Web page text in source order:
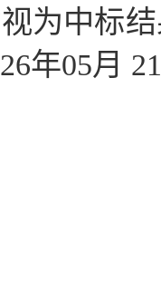
为中标
6年05月 21